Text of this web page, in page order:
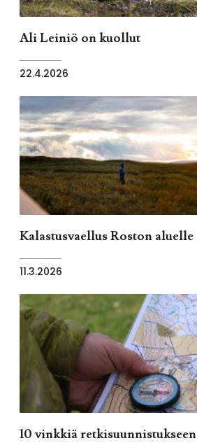
Ali Leiniö on kuollut
22.4.2026
Kalastusvaellus Roston aluelle
11.3.2026
10 vinkkiä retkisuunnistukseen